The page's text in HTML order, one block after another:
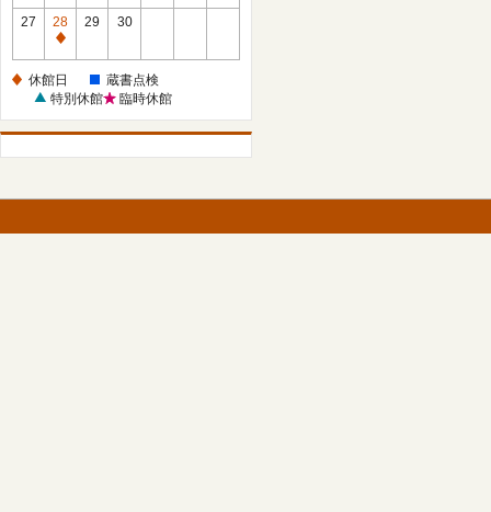
27
28
休
日
29 30
休館日
蔵書点検
特別休館
臨時休館